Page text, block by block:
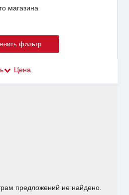
магазина
Цена
предложений не найдено.